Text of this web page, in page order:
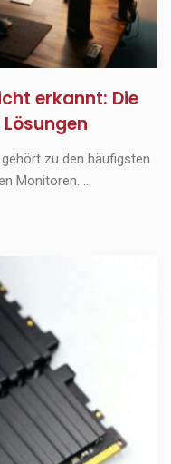
erkannt: Die
zu den häufigsten
Monitoren. ...